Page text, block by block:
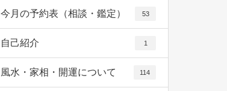
今月の予約表（相談・鑑定） 53
自己紹介 1
風水・家相・開運について 114